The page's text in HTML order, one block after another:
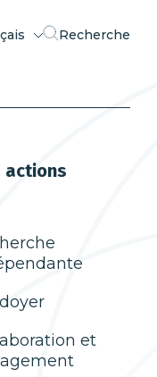
Recherche
actions
et